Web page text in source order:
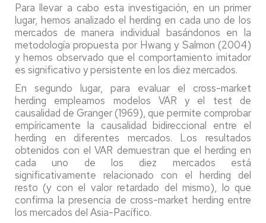
Para llevar a cabo esta investigación, en un primer
lugar, hemos analizado el herding en cada uno de los
mercados de manera individual basándonos en la
metodología propuesta por Hwang y Salmon (2004)
y hemos observado que el comportamiento imitador
es significativo y persistente en los diez mercados.
En segundo lugar, para evaluar el cross-market
herding empleamos modelos VAR y el test de
causalidad de Granger (1969), que permite comprobar
empíricamente la causalidad bidireccional entre el
herding en diferentes mercados. Los resultados
obtenidos con el VAR demuestran que el herding en
cada uno de los diez mercados está
significativamente relacionado con el herding del
resto (y con el valor retardado del mismo), lo que
confirma la presencia de cross-market herding entre
los mercados del Asia-Pacífico.